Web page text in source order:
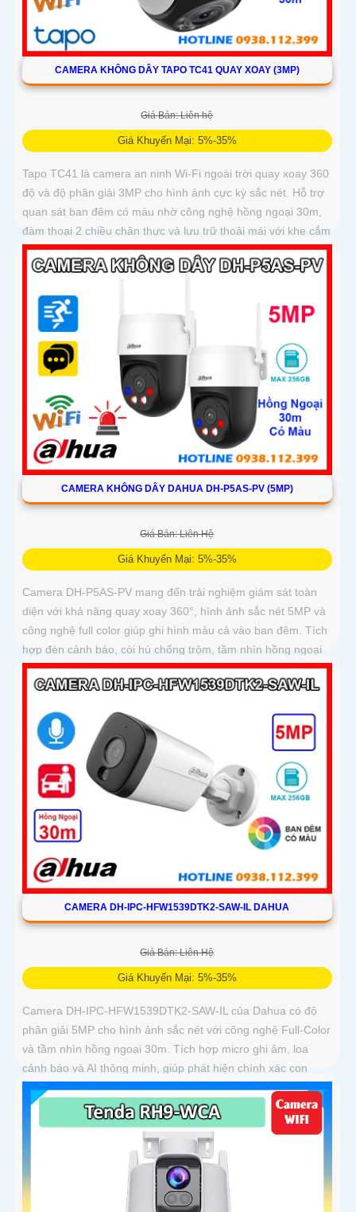
CAMERA KHÔNG DÂY TAPO TC41 QUAY XOAY (3MP)
Giá Bán: Liên hệ
Giá Khuyến Mại: 5%-35%
Tapo TC41 là camera an ninh Wi-Fi ngoài trời quay xoay 360
độ và độ phân giải 3MP cho hình ảnh cực kỳ sắc nét. Hỗ trợ
quan sát ban đêm có màu nhờ công nghệ hồng ngoại 30m,
đàm thoại 2 chiều chân thực và lưu trữ thoải mái với khe cắm
thẻ nhớ lên tới 512GB
CAMERA KHÔNG DÂY DAHUA DH-P5AS-PV (5MP)
Giá Bán: Liên Hệ
Giá Khuyến Mại: 5%-35%
Camera DH-P5AS-PV mang đến trải nghiệm giám sát toàn
diện với khả năng quay xoay 360°, hình ảnh sắc nét 5MP và
công nghệ full color giúp ghi hình màu cả vào ban đêm. Tích
hợp đèn cảnh báo, còi hú chống trộm, tầm nhìn hồng ngoại
30m, khe thẻ nhớ đến 256GB cùng chuẩn chống nước IP66
camera hoạt động ổn định trong mọi điều kiện
CAMERA DH-IPC-HFW1539DTK2-SAW-IL DAHUA
Giá Bán: Liên Hệ
Giá Khuyến Mại: 5%-35%
Camera DH-IPC-HFW1539DTK2-SAW-IL của Dahua có độ
phân giải 5MP cho hình ảnh sắc nét với công nghệ Full-Color
và tầm nhìn hồng ngoại 30m. Tích hợp micro ghi âm, loa
cảnh báo và AI thông minh, giúp phát hiện chính xác con
người và phương tiện